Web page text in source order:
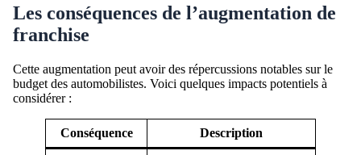
Les conséquences de l’augmentation de
franchise
Cette augmentation peut avoir des répercussions notables sur le
budget des automobilistes. Voici quelques impacts potentiels à
considérer :
Conséquence Description